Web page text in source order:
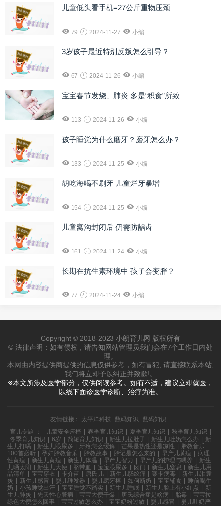
儿童低头看手机=27公斤重物压颈
79 2024-11-27 小编
3岁孩子最近特别反叛怎么引导？
67 2024-11-26 小编
宝宝春节发烧、肺炎 多是“积食”所致
113 2024-11-26 小编
孩子睡觉为什么磨牙？磨牙怎么办？
133 2024-11-25 小编
胡吃海喝不刷牙 儿童烂牙暴增
154 2024-11-25 小编
儿童窝沟封闭后 仍需防龋齿
161 2024-11-24 小编
长期在抗生素环境中 孩子会变胖？
77 2024-11-24 小编
Copyright © 2018-2023 小朗育儿网 版权所有
© 法律声明：如有侵权，请告知网站管理员我们会在7个工作日内处
理。
本网由内容提供商提供的信息仅供参考，如有冒犯, 请直接联系本站,
我们将立即予以纠正并致歉!。
※本文所涉及医学部分，仅供阅读参考。如有不适，建议立即就医，
以线下面诊医学诊断、治疗为准。
友情链接： 太平洋科技 数码知识
数码知识
育儿专题
： 儿童安全座椅 | 春季育儿知识 | 夏季育儿知识 | 秋季育儿知识 |
冬季育儿知识 | 6岁 | 简短育儿知识 | 新生儿拉肚子 | 新生儿吐奶怎么办 | 新
生儿打嗝 | 新生儿眼屎多 | 牙疼怎么缓解 | 芒果是热性还是凉性 | 胎教音乐
100首必听 | 孕妇胎教音乐 | 胎教故事 | 胎记是怎么来的 | 早产儿黄疸 | 病理
性黄疸 | 新生儿黄疸 | 新生儿体温 | 早产儿智力 | 早产儿的护理与喂养 | 新生
儿晒太阳 | 新生儿大便 | 脐带血 | 宝宝眼屎多 | 囟门 | 新生儿窒息 | 新生儿用
品清单 | 宝宝穿衣 | 卡介苗 | 唐氏儿 | 新生儿肠绞痛 | 寨卡病毒 | 新生儿泪囊
炎 | 新生儿感冒 | 婴儿理发器 | 婴儿磨牙棒 | 如何断奶 | 宝宝辅食 | 睡前喝牛
奶 | 小孩睡觉出汗 | 宝宝睡觉不踏实 | 新生儿睡眠 | 新生儿脸上有小红点 | 新
生儿肺炎 | 先天性心脏病 | 宝宝大便干燥 | 唐氏综合症是啥病 | 胎毒 | 宝宝拉
绿色大便怎么回事 | 宝宝过敏怎么办 | 宝宝奶粉过敏 | 婴儿感冒 | 婴儿吐奶严